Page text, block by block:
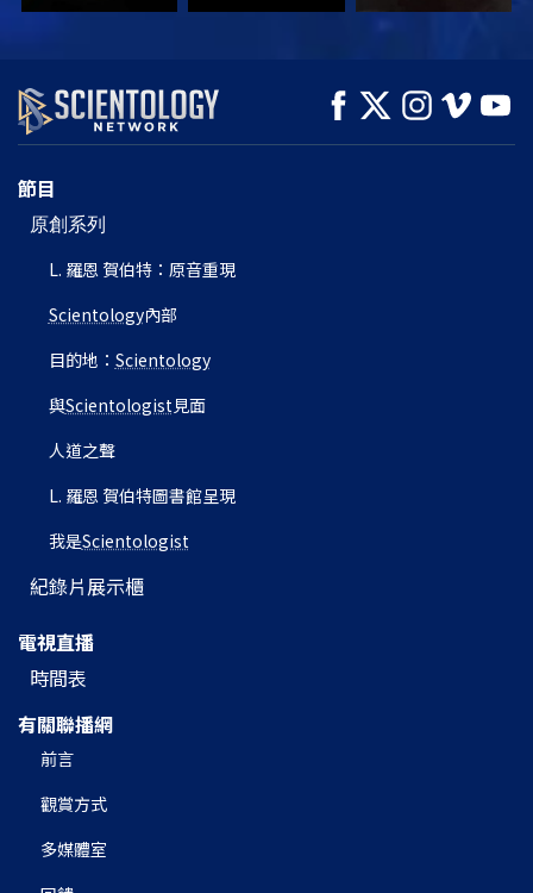
觀看 探索系列節目
節目
原創系列
L. 羅恩 賀伯特：原音重現
Scientology內部
目的地： Scientology
與Scientologist 見面
人道之聲
L. 羅恩 賀伯特圖書館呈現
我是Scientologist
紀錄片展示櫃
電視直播
時間表
有關聯播網
前言
觀賞方式
多媒體室